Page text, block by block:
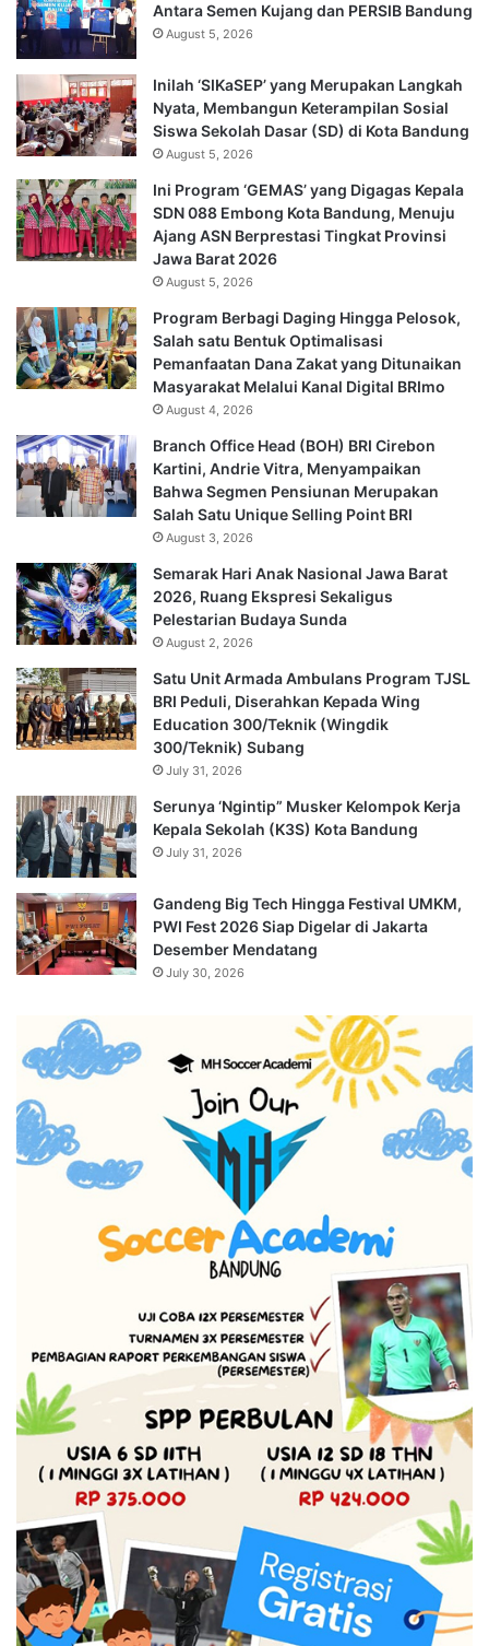
Antara Semen Kujang dan PERSIB Bandung
August 5, 2026
Inilah ‘SIKaSEP’ yang Merupakan Langkah
Nyata, Membangun Keterampilan Sosial
Siswa Sekolah Dasar (SD) di Kota Bandung
August 5, 2026
Ini Program ‘GEMAS’ yang Digagas Kepala
SDN 088 Embong Kota Bandung, Menuju
Ajang ASN Berprestasi Tingkat Provinsi
Jawa Barat 2026
August 5, 2026
Program Berbagi Daging Hingga Pelosok,
Salah satu Bentuk Optimalisasi
Pemanfaatan Dana Zakat yang Ditunaikan
Masyarakat Melalui Kanal Digital BRImo
August 4, 2026
Branch Office Head (BOH) BRI Cirebon
Kartini, Andrie Vitra, Menyampaikan
Bahwa Segmen Pensiunan Merupakan
Salah Satu Unique Selling Point BRI
August 3, 2026
Semarak Hari Anak Nasional Jawa Barat
2026, Ruang Ekspresi Sekaligus
Pelestarian Budaya Sunda
August 2, 2026
Satu Unit Armada Ambulans Program TJSL
BRI Peduli, Diserahkan Kepada Wing
Education 300/Teknik (Wingdik
300/Teknik) Subang
July 31, 2026
Serunya ‘Ngintip” Musker Kelompok Kerja
Kepala Sekolah (K3S) Kota Bandung
July 31, 2026
Gandeng Big Tech Hingga Festival UMKM,
PWI Fest 2026 Siap Digelar di Jakarta
Desember Mendatang
July 30, 2026